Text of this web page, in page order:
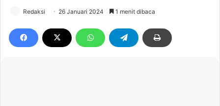
Redaksi 26 Januari 2024 1 menit dibaca